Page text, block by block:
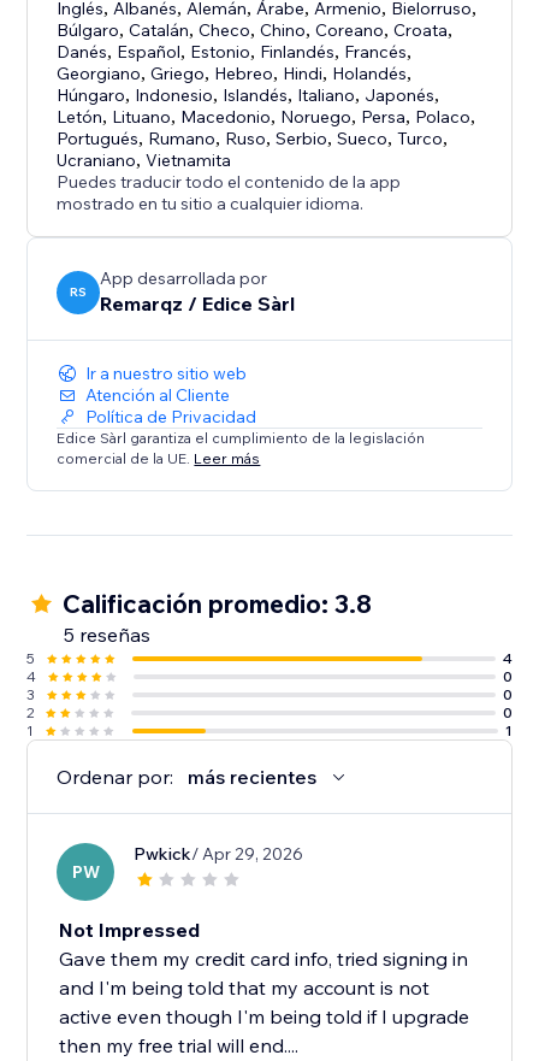
Inglés, Albanés, Alemán, Árabe, Armenio, Bielorruso,
Búlgaro,Catalán,Checo,Chino,Coreano,Croata,
Danés, Español, Estonio, Finlandés, Francés,
Georgiano,Griego, Hebreo, Hindi, Holandés,
Húngaro, Indonesio, Islandés, Italiano, Japonés,
Letón, Lituano, Macedonio, Noruego, Persa, Polaco,
Portugués, Rumano, Ruso,Serbio,Sueco,Turco,
Ucraniano,Vietnamita
Puedes traducir todo el contenido de la app
mostrado en tu sitio a cualquier idioma.
RS
App desarrollada por
Remarqz / Edice Sàrl
Ir a nuestro sitio web
Atención al Cliente
Política de Privacidad
Edice Sàrl garantiza el cumplimiento de la legislación
comercial de la UE. Leer más
Calificación promedio: 3.8
5 reseñas
5
4
4
0
3
0
2
0
1
1
Ordenar por: más recientes
PW
Pwkick/ Apr 29, 2026
Not Impressed
Gave them my credit card info, tried signing in
and I'm being told that my account is not
active even though I'm being told if I upgrade
then my free trial will end....